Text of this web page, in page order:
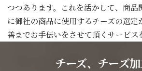
つつあります。これを活かして、商品
に御社の商品に使用するチーズの選
善までお手伝いをさせて頂くサービス
チーズ、チーズ